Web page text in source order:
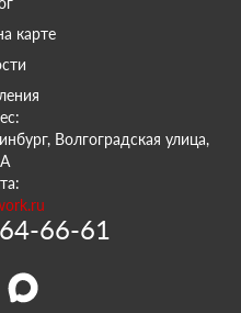
карте
Волгоградская улица,
66-61